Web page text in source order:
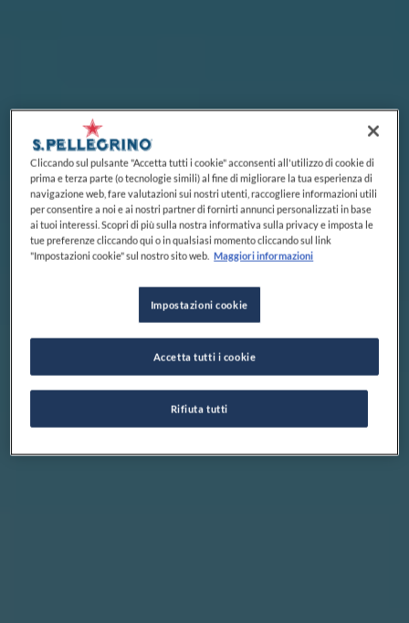
Cliccando sul pulsante "Accetta tutti i cookie" acconsenti all'utilizzo di cookie di
prima e terza parte (o tecnologie simili) al fine di migliorare la tua esperienza di
navigazione web, fare valutazioni sui nostri utenti, raccogliere informazioni utili
per consentire a noi e ai nostri partner di fornirti annunci personalizzati in base
ai tuoi interessi. Scopri di più sulla nostra informativa sulla privacy e imposta le
tue preferenze cliccando qui o in qualsiasi momento cliccando sul link
"Impostazioni cookie" sul nostro sito web. Maggiori informazioni
Impostazioni cookie
Rifiuta tutti
Accetta tutti i cookie